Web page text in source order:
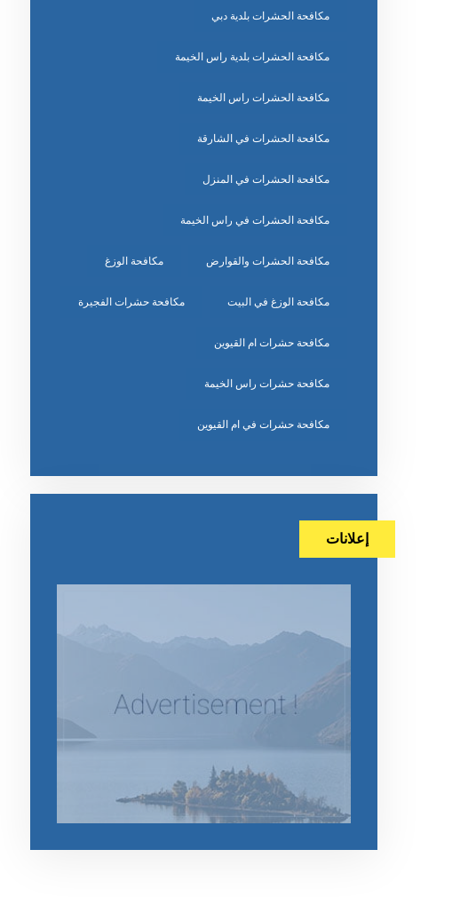
مكافحة الحشرات بلدية دبي
مكافحة الحشرات بلدية راس الخيمة
مكافحة الحشرات راس الخيمة
مكافحة الحشرات في الشارقة
مكافحة الحشرات في المنزل
مكافحة الحشرات في راس الخيمة
مكافحة الحشرات والقوارض مكافحة الوزغ
مكافحة الوزغ في البيت مكافحة حشرات الفجيرة
مكافحة حشرات ام القيوين
مكافحة حشرات راس الخيمة
مكافحة حشرات في ام القيوين
إعلانات